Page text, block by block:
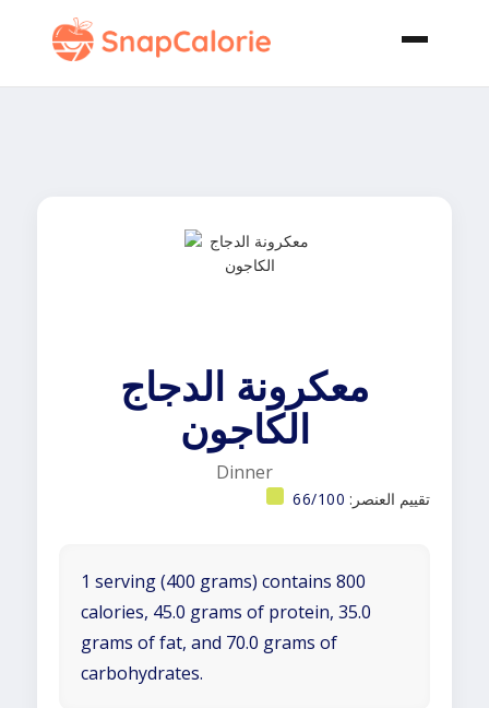
معكرونة الدجاج
الكاجون
Dinner
تقييم العنصر: 66/100
1 serving (400 grams) contains 800
calories, 45.0 grams of protein, 35.0
grams of fat, and 70.0 grams of
carbohydrates.